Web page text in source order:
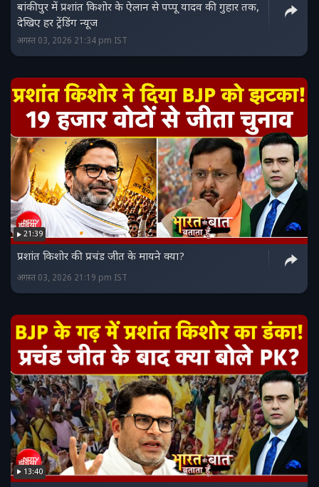
बांकीपुर में प्रशांत किशोर के ऐलान से पप्‍पू यादव की गुहार तक,
देखिए हर ट्रेंडिंग न्‍यूज
अगस्त 03, 2026 21:34 pm IST
21:39
प्रशांत किशोर की प्रचंड जीत के मायने क्या?
अगस्त 03, 2026 21:19 pm IST
13:40